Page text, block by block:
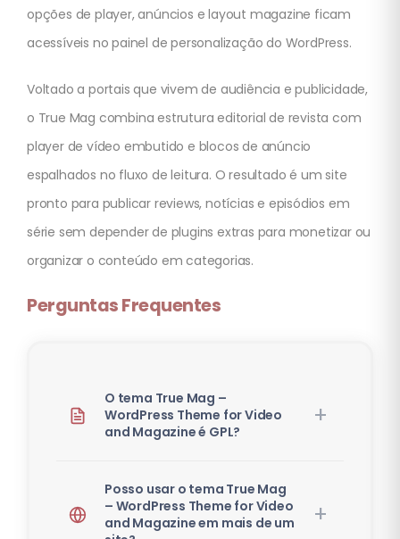
opções de player, anúncios e layout magazine ficam
acessíveis no painel de personalização do WordPress.
Voltado a portais que vivem de audiência e publicidade,
o True Mag combina estrutura editorial de revista com
player de vídeo embutido e blocos de anúncio
espalhados no fluxo de leitura. O resultado é um site
pronto para publicar reviews, notícias e episódios em
série sem depender de plugins extras para monetizar ou
organizar o conteúdo em categorias.
Perguntas Frequentes
O tema True Mag –
WordPress Theme for Video
and Magazine é GPL?
Posso usar o tema True Mag
– WordPress Theme for Video
and Magazine em mais de um